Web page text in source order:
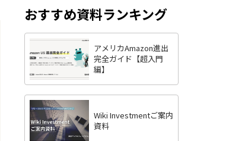
つの強みを徹底解説
おすすめ資料ランキング
アメリカAmazon進出
完全ガイド【超入門
編】
Wiki Investmentご案内
資料